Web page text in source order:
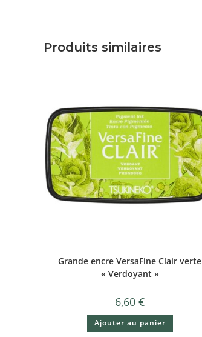
Produits similaires
Grande encre VersaFine Clair verte
« Verdoyant »
6,60 €
Ajouter au panier